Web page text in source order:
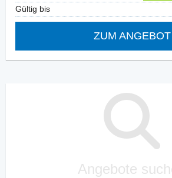
Gültig bis
ZUM ANGEBOT
Angebote